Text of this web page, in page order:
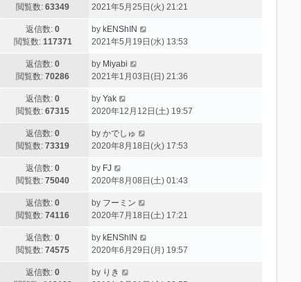
閲覧数:63349
2021年5月25日(火) 21:21
返信数:0
閲覧数: 117371
by kENShIN
2021年5月19日(水) 13:53
返信数:0
閲覧数:70286
by Miyabi
2021年1月03日(日) 21:36
返信数:0
閲覧数:67315
by Yak
2020年12月12日(土) 19:57
返信数:0
閲覧数:73319
by かでしゅ
2020年8月18日(火) 17:53
返信数:0
閲覧数:75040
by FJ
2020年8月08日(土) 01:43
返信数:0
閲覧数:74116
by フーミン
2020年7月18日(土) 17:21
返信数:0
閲覧数:74575
by kENShIN
2020年6月29日(月) 19:57
返信数:0
by りき